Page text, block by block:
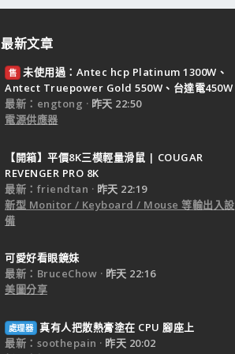
最新文章
售 未使用過：Antec hcp Platinum 1300W、
Antect Truepower Gold 550W、台達電450W
最新：engtong
昨天 22:50
電源供應器
【開箱】平價8K三模輕量滑鼠 | COUGAR
REVENGER PRO 8K
最新：friendtan
昨天 22:19
新型 Monitor / Keyboard / Mouse 等輸出入設
備
可愛好看眼鏡妹
最新：BruceChow
昨天 22:16
美圖分享
處理器 真有人把散熱膏塗在 CPU 腳座上
最新：soothepain
昨天 20:02